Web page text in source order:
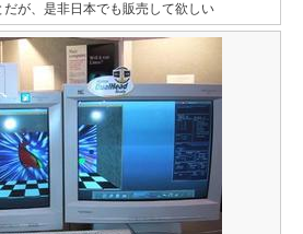
が、是非日本でも販売して欲しい